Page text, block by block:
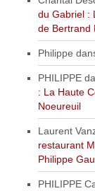
du Gabriel :
de Bertrand
Philippe
PHILIPPE
: La Haute
Noeureuil
Laurent
restaurant
Philippe
PHILIPPE